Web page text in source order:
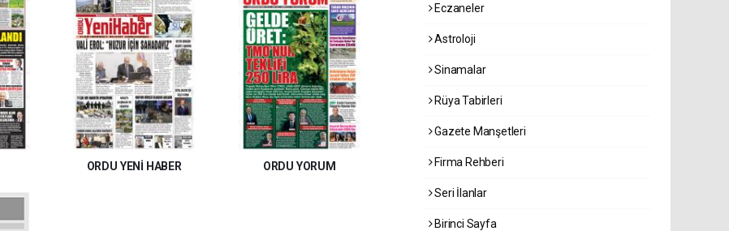
ORDU YENİ HABER ORDU YORUM
Eczaneler
Astroloji
Sinamalar
Rüya Tabirleri
Gazete Manşetleri
Firma Rehberi
Seri İlanlar
Birinci Sayfa